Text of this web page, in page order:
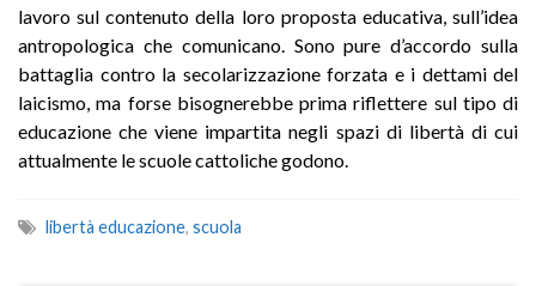
lavoro sul contenuto della loro proposta educativa, sull’idea
antropologica che comunicano. Sono pure d’accordo sulla
battaglia contro la secolarizzazione forzata e i dettami del
laicismo, ma forse bisognerebbe prima riflettere sul tipo di
educazione che viene impartita negli spazi di libertà di cui
attualmente le scuole cattoliche godono.
libertà educazione, scuola